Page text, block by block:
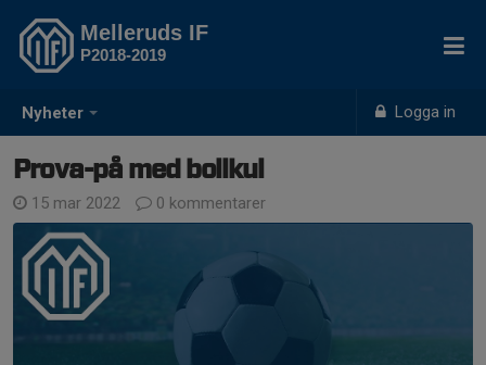
Nyheter Logga in
Melleruds IF
P2018-2019
Prova-på med bollkul
15 mar 2022 0 kommentarer